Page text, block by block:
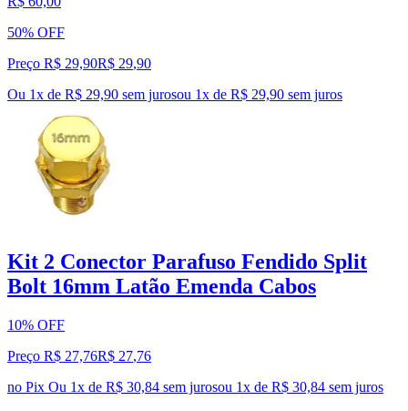
50% OFF
Preço R$ 29,90R$ 29,90
Ou 1x de R$ 29,90 sem jurosou 1x de R$ 29,90 sem juros
Kit 2 Conector Parafuso Fendido Split
Bolt 16mm Latão Emenda Cabos
10% OFF
Preço R$ 27,76R$ 27,76
no Pix Ou 1x de R$ 30,84 sem jurosou 1x de R$ 30,84 sem juros